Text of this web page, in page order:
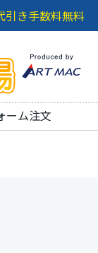
引き手数料無料
ーム注文